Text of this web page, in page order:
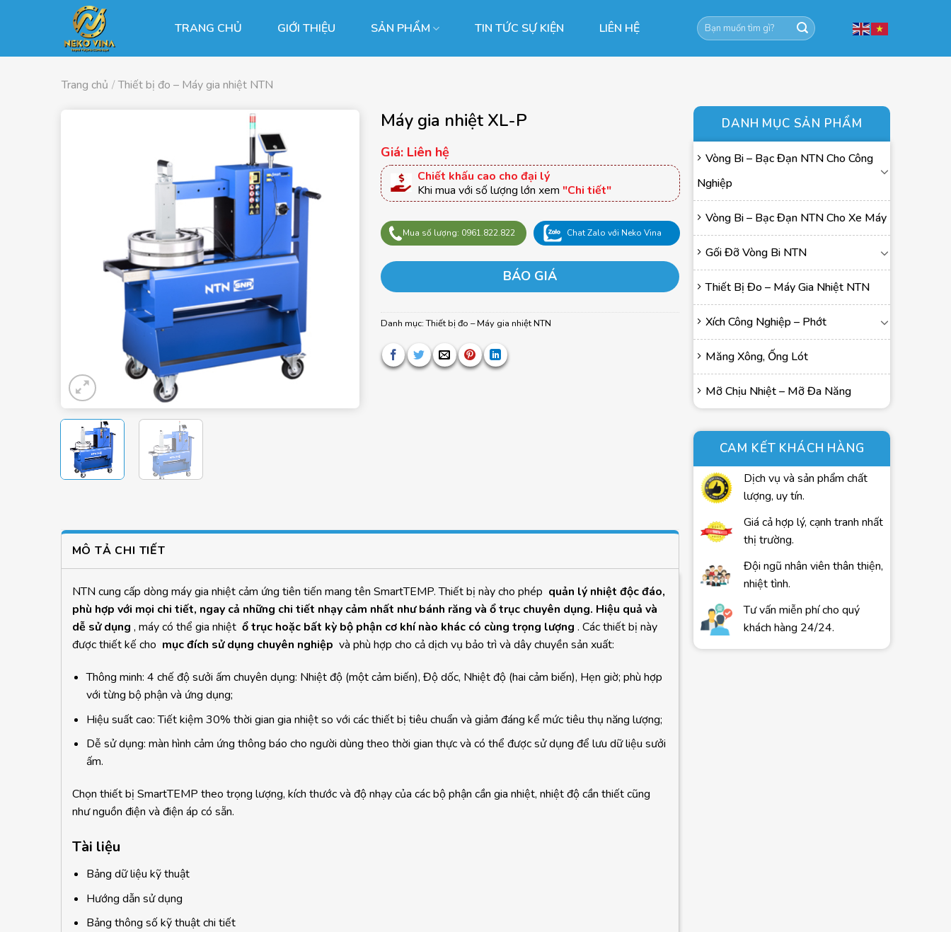
dung
TRANG CHỦ GIỚI THIỆU SẢN PHẨM TIN TỨC SỰ KIỆN LIÊN HỆ
Tìm
kiếm:
Trang chủ / Thiết bị đo – Máy gia nhiệt NTN
DANH MỤC SẢN PHẨM
Vòng Bi – Bạc Đạn NTN Cho Công
Nghiệp
Vòng Bi – Bạc Đạn NTN Cho Xe Máy
Gối Đỡ Vòng Bi NTN
Thiết Bị Đo – Máy Gia Nhiệt NTN
Xích Công Nghiệp – Phớt
Măng Xông, Ống Lót
Mỡ Chịu Nhiệt – Mỡ Đa Năng
CAM KẾT KHÁCH HÀNG
Dịch vụ và sản phẩm chất
lượng, uy tín.
Giá cả hợp lý, cạnh tranh nhất
thị trường.
Đội ngũ nhân viên thân thiện,
nhiệt tình.
Tư vấn miễn phí cho quý
khách hàng 24/24.
Máy gia nhiệt XL-P
Giá: Liên hệ
Chiết khấu cao cho đại lý
Khi mua với số lượng lớn xem "Chi tiết"
Mua số lượng: 0961.822.822 Chat Zalo với Neko Vina
BÁO GIÁ
Danh mục:Thiết bị đo – Máy gia nhiệt NTN
MÔ TẢ CHI TIẾT
NTN cung cấp dòng máy gia nhiệt cảm ứng tiên tiến mang tên SmartTEMP. Thiết bị này cho phép quản lý nhiệt độc đáo,
phù hợp với mọi chi tiết, ngay cả những chi tiết nhạy cảm nhất như bánh răng và ổ trục chuyên dụng. Hiệu quả và
dễ sử dụng , máy có thể gia nhiệt ổ trục hoặc bất kỳ bộ phận cơ khí nào khác có cùng trọng lượng . Các thiết bị này
được thiết kế cho mục đích sử dụng chuyên nghiệp và phù hợp cho cả dịch vụ bảo trì và dây chuyền sản xuất:
Thông minh: 4 chế độ sưởi ấm chuyên dụng: Nhiệt độ (một cảm biến), Độ dốc, Nhiệt độ (hai cảm biến), Hẹn giờ; phù hợp
với từng bộ phận và ứng dụng;
Hiệu suất cao: Tiết kiệm 30% thời gian gia nhiệt so với các thiết bị tiêu chuẩn và giảm đáng kể mức tiêu thụ năng lượng;
Dễ sử dụng: màn hình cảm ứng thông báo cho người dùng theo thời gian thực và có thể được sử dụng để lưu dữ liệu sưởi
ấm.
Chọn thiết bị SmartTEMP theo trọng lượng, kích thước và độ nhạy của các bộ phận cần gia nhiệt, nhiệt độ cần thiết cũng
như nguồn điện và điện áp có sẵn.
Tài liệu
Bảng dữ liệu kỹ thuật
Hướng dẫn sử dụng
Bảng thông số kỹ thuật chi tiết